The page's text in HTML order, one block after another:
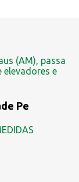
(AM), passa
e
Pe